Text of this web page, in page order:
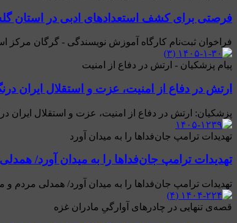
فرصتی برای کشف استعدادهای ادبی در استان
فراخوان ثبت‌نام کارگاه آموزش نویسندگی - گرگان مرکز
پیام پزشکیان - ارتش در دفاع از امنیت
ارتش در دفاع از امنیت، عزت و استقلال ایران
پزشکیان: ارتش در دفاع از امنیت، عزت و استقلال
تهدیدات ترامپ جان‌فداها را به میدان آورد
تهدیدات ترامپ جان‌فداها را به میدان آورد/
تهدیدات ترامپ جان‌فداها را به میدان آورد/ همدلی مردم
قصه‌ی تنهایی در چادرهای آوارگیِ مادران غزه